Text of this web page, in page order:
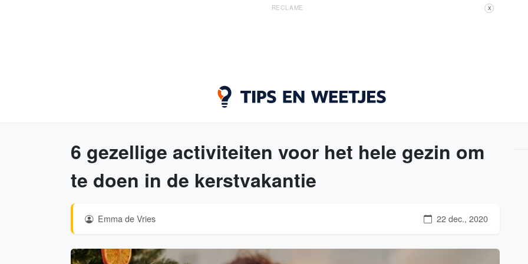
RECLAME X
6 gezellige activiteiten voor het hele gezin om
te doen in de kerstvakantie
Emma de Vries 22 dec., 2020